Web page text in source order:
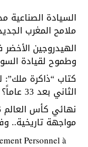
السيادة الصناعية
ملامح المغرب
الهيدروجين
وطموح لقيادة
كتاب “ذاكرة ملك”:
الثاني بعد 33 عاماً؟
مواجهة تاريخية..
Personnel à